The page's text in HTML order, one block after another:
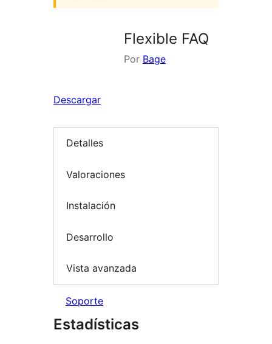
Flexible FAQ
Por Bage
Descargar
Detalles
Valoraciones
Instalación
Desarrollo
Vista avanzada
Soporte
Estadísticas